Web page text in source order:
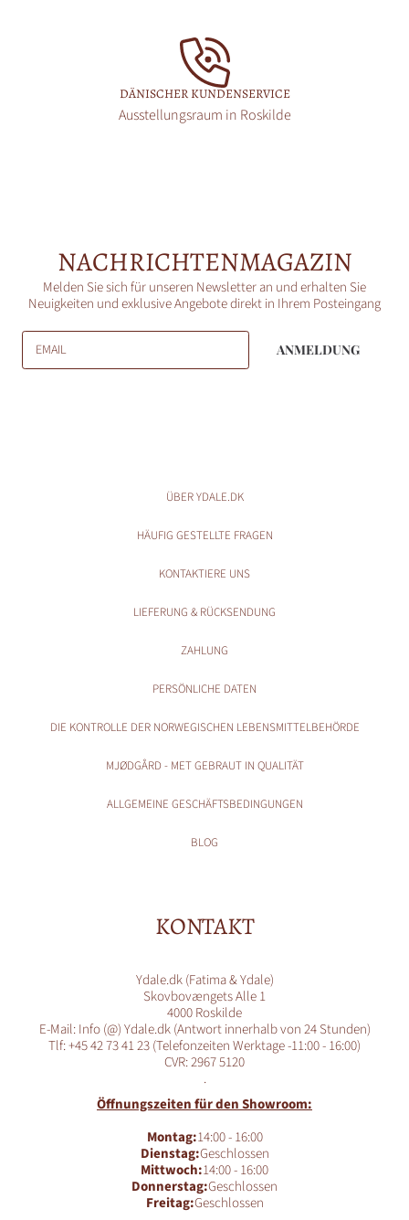
DÄNISCHER KUNDENSERVICE
Ausstellungsraum in Roskilde
NACHRICHTENMAGAZIN
Melden Sie sich für unseren Newsletter an und erhalten Sie
Neuigkeiten und exklusive Angebote direkt in Ihrem Posteingang
EMAIL ANMELDUNG
ÜBER YDALE.DK
HÄUFIG GESTELLTE FRAGEN
KONTAKTIERE UNS
LIEFERUNG & RÜCKSENDUNG
ZAHLUNG
PERSÖNLICHE DATEN
DIE KONTROLLE DER NORWEGISCHEN LEBENSMITTELBEHÖRDE
MJØDGÅRD - MET GEBRAUT IN QUALITÄT
ALLGEMEINE GESCHÄFTSBEDINGUNGEN
BLOG
KONTAKT
Ydale.dk (Fatima & Ydale)
Skovbovængets Alle 1
4000 Roskilde
E-Mail: Info (@) Ydale.dk (Antwort innerhalb von 24 Stunden)
Tlf: +45 42 73 41 23 (Telefonzeiten Werktage -11:00 - 16:00)
CVR: 2967 5120
.
Öffnungszeiten für den Showroom:
Montag:14:00 - 16:00
Dienstag:Geschlossen
Mittwoch:14:00 - 16:00
Donnerstag:Geschlossen
Freitag:Geschlossen